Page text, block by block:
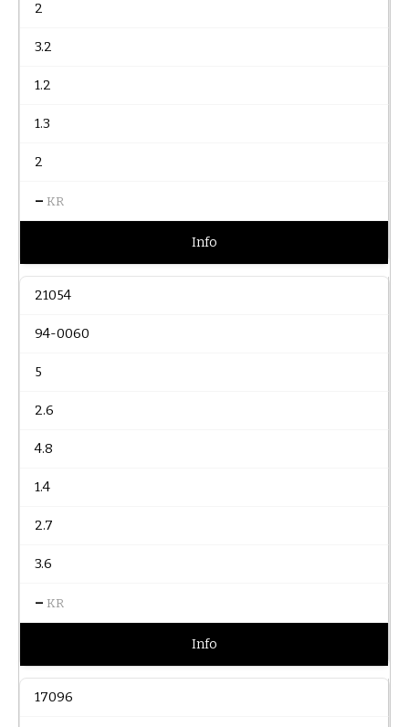
2
3.2
1.2
1.3
2
– KR
Info
21054
94-0060
5
2.6
4.8
1.4
2.7
3.6
– KR
Info
17096